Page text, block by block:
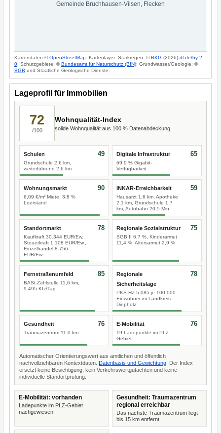
Gemeinde Bruchhausen-Vilsen, Flecken
Kartendaten ©OpenStreetMap . Kartenlayer: Starkregen: ©BKG (2026) dl-de/by-2-
0; Schutzgebiete: ©Bundesamt für Naturschutz (BfN); Grundwasser/Geologie: ©
BGR und Staatliche Geologische Dienste.
Lageprofil für Immobilien
72
/100
Wohnqualität-Index
solide Wohnqualität aus 100 % Datenabdeckung.
Schulen
Grundschule 2,6 km,
weiterführend 2,6 km
49 Digitale Infrastruktur
69,9 % Gigabit-
Verfügbarkeit
65
Wohnungsmarkt
6,09 €/m² Miete, 3,8 %
Leerstand
90 INKAR-Erreichbarkeit
Hausarzt 1,6 km, Apotheke
2,1 km, Grundschule 1,7
km, Autobahn 20,5 Min.
59
Standortmarkt
Kaufkraft 30.344 EUR/Ew.,
Steuerkraft 1.108 EUR/Ew.,
Einzelhandel 8.756
EUR/Ew.
78 Regionale Sozialstruktur
SGB II 6,7 %, Kinderarmut
11,4 %, Altersarmut 2,9 %
75
Fernstraßenumfeld
BASt-Zählstelle 11,6 km,
9.495 Kfz/Tag
85
Regionale
Sicherheitslage
PKS-HZ 5.085 je 100.000
Einwohner im Landkreis
Diepholz
78
Gesundheit
Traumazentrum 11,0 km
76 E-Mobilität
19 Ladepunkte im PLZ-
Gebiet
76
Automatischer Orientierungswert aus amtlichen und öffentlich
nachvollziehbaren Kontextdaten. Datenbasis und Gewichtung . Der Index
ersetzt keine Besichtigung, kein Verkehrswertgutachten und keine
individuelle Standortprüfung.
E-Mobilität: vorhanden
Ladepunkte im PLZ-Gebiet
nachgewiesen.
Gesundheit: Traumazentrum
regional erreichbar
Das nächste Traumazentrum liegt
bis 15 km entfernt.